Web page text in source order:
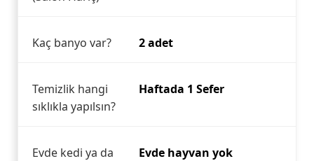
Kaç banyo var? 2 adet
Temizlik hangi
sıklıkla yapılsın?
Haftada 1 Sefer
Evde kedi ya da
Evde hayvan yok